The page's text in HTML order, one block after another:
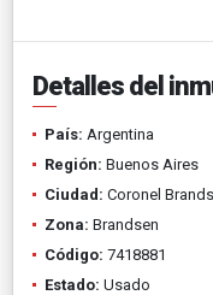
Detalles del
País: Argentina
Región: Buenos Aires
Ciudad: Coronel
Zona: Brandsen
Código: 7418881
Estado: Usado